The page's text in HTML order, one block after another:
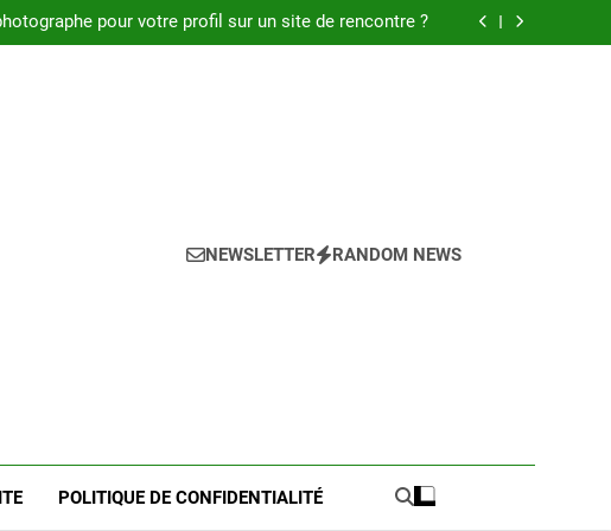
pour votre profil sur un site de rencontre ?
Guide pratique pour l’achat de LMNP d’occasion
NEWSLETTER RANDOM NEWS
POLITIQUE DE CONFIDENTIALITÉ